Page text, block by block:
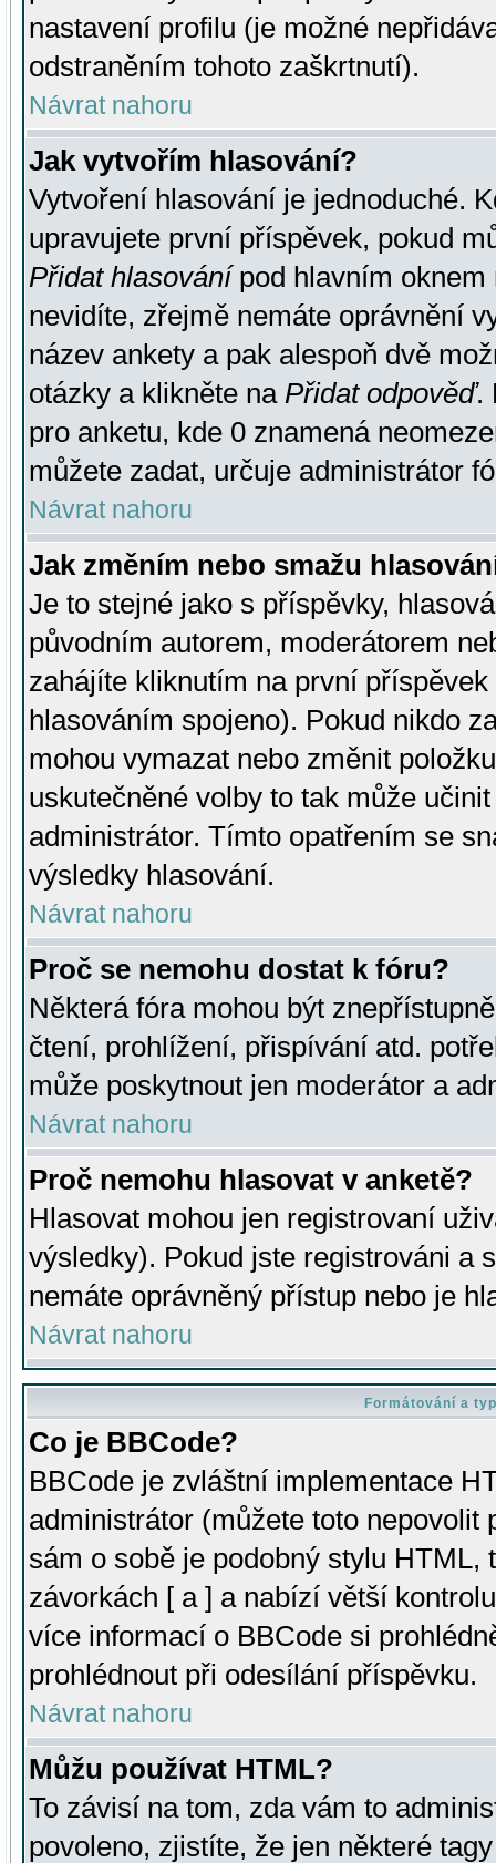
nastavení profilu (je možné
odstraněním tohoto zaškrtnutí).
Návrat nahoru
Jak vytvořím hlasování?
Vytvoření hlasování je jednoduché.
upravujete první příspěvek, pokud
Přidat hlasovánípod hlavním oknem
nevidíte, zřejmě nemáte oprávnění
název ankety a pak alespoň dvě
otázky a klikněte na Přidat odpověď.
pro anketu, kde 0 znamená
můžete zadat, určuje administrátor
Návrat nahoru
Jak změním nebo smažu
Je to stejné jako s příspěvky,
původním autorem, moderátorem
zahájíte kliknutím na první
hlasováním spojeno). Pokud nikdo
mohou vymazat nebo změnit
uskutečněné volby to tak může
administrátor. Tímto opatřením se
výsledky hlasování.
Návrat nahoru
Proč se nemohu dostat k fóru?
Některá fóra mohou být
čtení, prohlížení, přispívání atd.
může poskytnout jen moderátor a
Návrat nahoru
Proč nemohu hlasovat v anketě?
Hlasovat mohou jen registrovaní
výsledky). Pokud jste registrováni a
nemáte oprávněný přístup nebo je
Návrat nahoru
Formátování a
Co je BBCode?
BBCode je zvláštní implementace
administrátor (můžete toto
sám o sobě je podobný stylu HTML,
závorkách [ a ] a nabízí větší
více informací o BBCode si
prohlédnout při odesílání příspěvku.
Návrat nahoru
Můžu používat HTML?
To závisí na tom, zda vám to
povoleno, zjistíte, že jen některé